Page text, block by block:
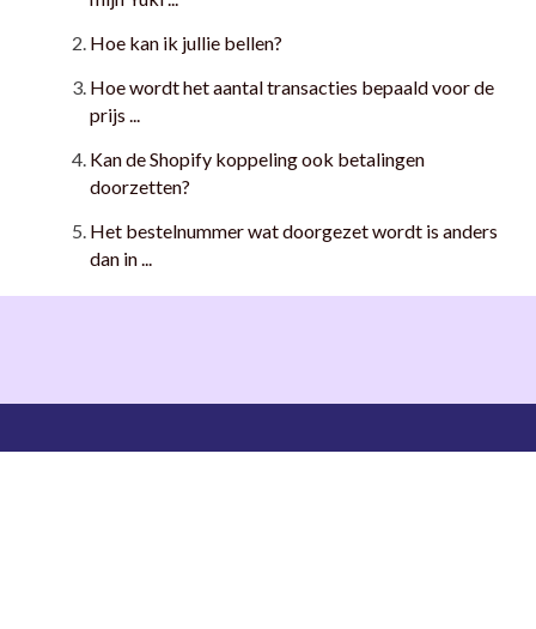
Hoe kan ik jullie bellen?
Hoe wordt het aantal transacties bepaald voor de
prijs ...
Kan de Shopify koppeling ook betalingen
doorzetten?
Het bestelnummer wat doorgezet wordt is anders
dan in ...